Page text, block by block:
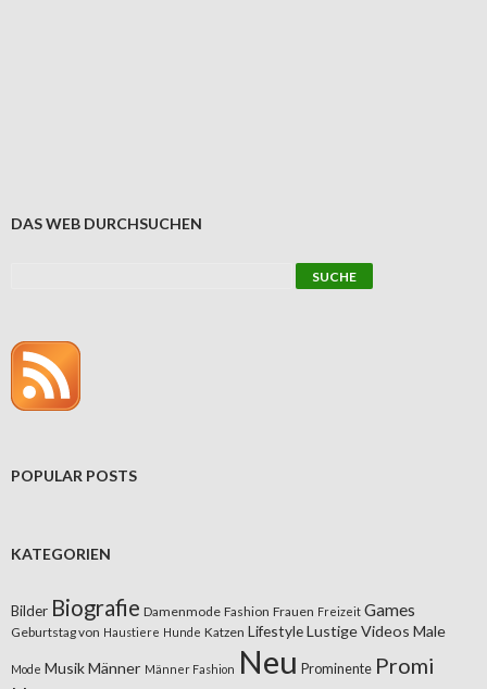
DAS WEB DURCHSUCHEN
POPULAR POSTS
KATEGORIEN
Bilder Biografie Damenmode Fashion Frauen Freizeit Games
Geburtstag von Haustiere Hunde Katzen LifestyleLustige Videos Male
Mode MusikMänner Männer Fashion Neu Prominente Promi